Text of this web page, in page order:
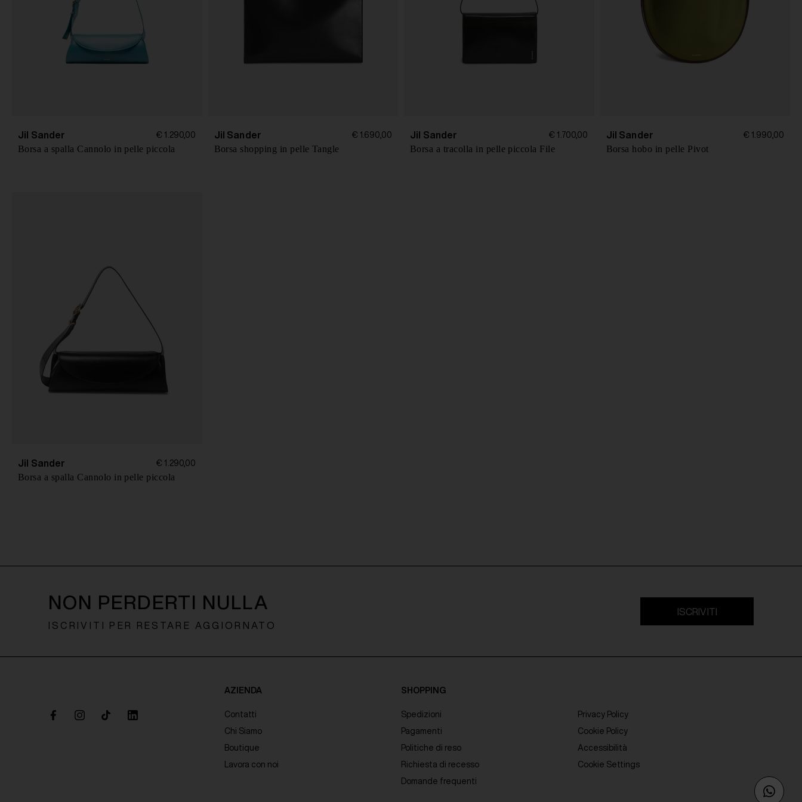
e
o
Jil Sander € 1.290,00
Borsa a spalla Cannolo in pelle piccola
Jil Sander € 1.690,00
Borsa shopping in pelle Tangle
Jil Sander € 1.700,00
Borsa a tracolla in pelle piccola File
Jil Sander € 1.990,00
Borsa hobo in pelle Pivot
Jil Sander € 1.290,00
Borsa a spalla Cannolo in pelle piccola
NON PERDERTI NULLA
ISCRIVITI PER RESTARE AGGIORNATO
ISCRIVITI
AZIENDA
Contatti
Chi Siamo
Boutique
Lavora con noi
SHOPPING
Spedizioni
Pagamenti
Politiche di reso
Richiesta di recesso
Domande frequenti
Privacy Policy
Cookie Policy
Accessibilità
Cookie Settings